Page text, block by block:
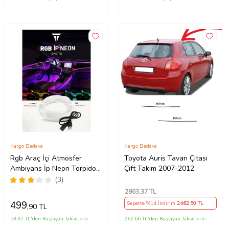
Rgb Araç İçi Atmosfer
Ambiyans İp Neon Torpido
Led 3 Metre USB Girişli
(3)
Kargo Bedava
499,90 TL
53,32 TL'den Başlayan Taksitlerle
Toyota Auris Tavan Çıtası
Çift Takım 2007-2012
Kargo Bedava
2863,37 TL
Sepette %14 İndirim2462,50 TL
262,66 TL'den Başlayan Taksitlerle